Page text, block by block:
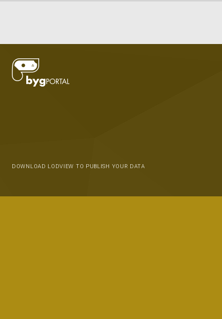
DOWNLOAD LODVIEW TO PUBLISH YOUR DATA